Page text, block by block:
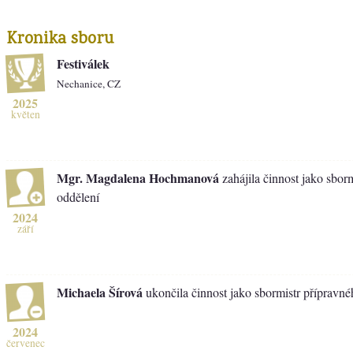
Kronika sboru
2025
květen
Festiválek
Nechanice, CZ
2024
září
Mgr. Magdalena Hochmanová zahájila činnost jako
oddělení
2024
červenec
Michaela Šírová ukončila činnost jako sbormistr